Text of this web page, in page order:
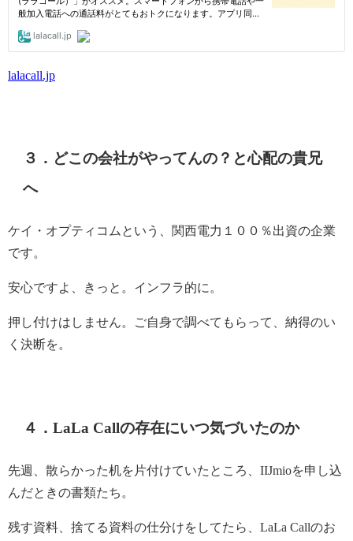
lalacall.jp
３．どこの会社がやってんの？と心配の貴兄
へ
ケイ・オプティコムという、関西電力１００％出資の企業
です。
安心ですよ、きっと。インフラ的に。
押し付けはしません。ご自身で調べてもらって、納得のい
く決断を。
４．LaLa Callの存在にいつ気づいたのか
先週、散らかった机を片付けていたところ、IIJmioを申し込
んだときの書類たち。
残す資料、捨てる資料の仕分けをしてたら、LaLa Callのお